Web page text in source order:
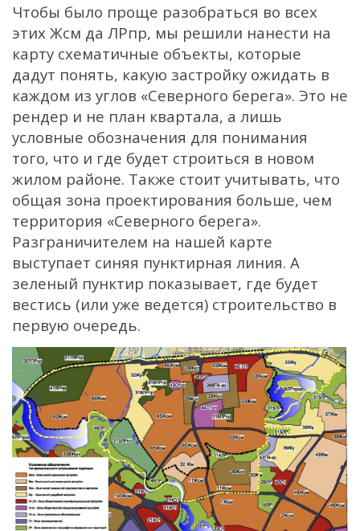
Чтобы было проще разобраться во всех
этих Жсм да ЛРпр, мы решили нанести на
карту схематичные объекты, которые
дадут понять, какую застройку ожидать в
каждом из углов «Северного берега». Это не
рендер и не план квартала, а лишь
условные обозначения для понимания
того, что и где будет строиться в новом
жилом районе. Также стоит учитывать, что
общая зона проектирования больше, чем
территория «Северного берега».
Разграничителем на нашей карте
выступает синяя пунктирная линия. А
зеленый пунктир показывает, где будет
вестись (или уже ведется) строительство в
первую очередь.